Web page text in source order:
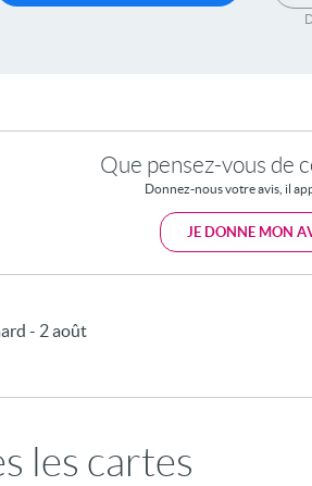
Que pensez-vous de
Donnez-nous votre avis, il
JE DONNE MON
- 2 août
les cartes